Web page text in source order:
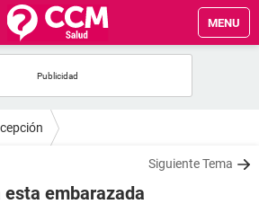
MENU
Siguiente Tema
embarazada